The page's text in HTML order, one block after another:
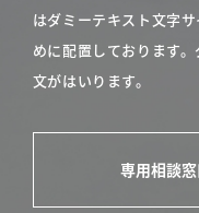
はダミーテキスト文字
めに配置しております
文がはいります。
専用相談